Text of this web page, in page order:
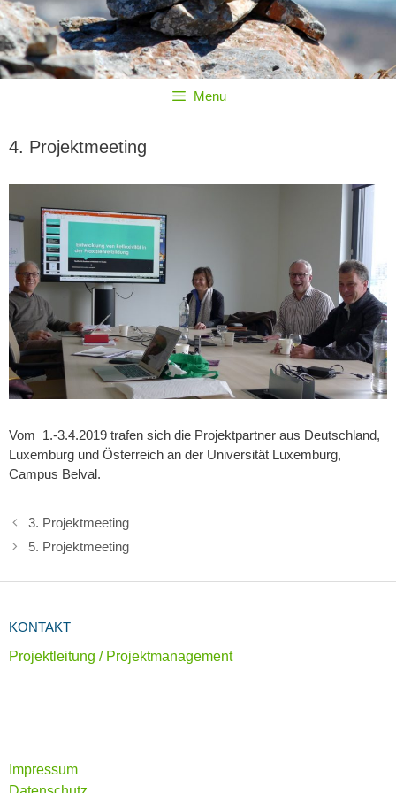
Menu
4. Projektmeeting
Vom 1.-3.4.2019 trafen sich die Projektpartner aus Deutschland,
Luxemburg und Österreich an der Universität Luxemburg,
Campus Belval.
3. Projektmeeting
5. Projektmeeting
KONTAKT
Projektleitung / Projektmanagement
Impressum